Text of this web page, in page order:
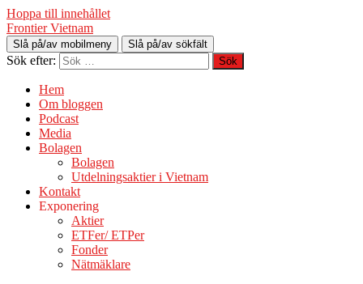
Hoppa till innehållet
Frontier Vietnam
Slå på/av mobilmeny Slå på/av sökfält
Sök efter:
Hem
Om bloggen
Podcast
Media
Bolagen
Bolagen
Utdelningsaktier i Vietnam
Kontakt
Exponering
Aktier
ETFer/ ETPer
Fonder
Nätmäklare